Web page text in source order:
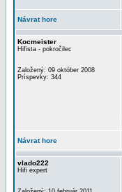
Návrat hore
Kocmeister
Hifista - pokročilec
Založený: 09 október 2008
Príspevky: 344
Návrat hore
vlado222
Hifi expert